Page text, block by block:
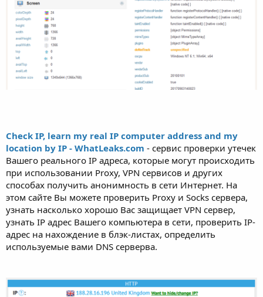
Check IP, learn my real IP computer address and my
location by IP - WhatLeaks.com - сервис проверки утечек
Вашего реального IP адреса, которые могут происходить
при использовании Proxy, VPN сервисов и других
способах получить анонимность в сети Интернет. На
этом сайте Вы можете проверить Proxy и Socks сервера,
узнать насколько хорошо Вас защищает VPN сервер,
узнать IP адрес Вашего компьютера в сети, проверить IP-
адрес на нахождение в блэк-листах, определить
используемые вами DNS серверва.